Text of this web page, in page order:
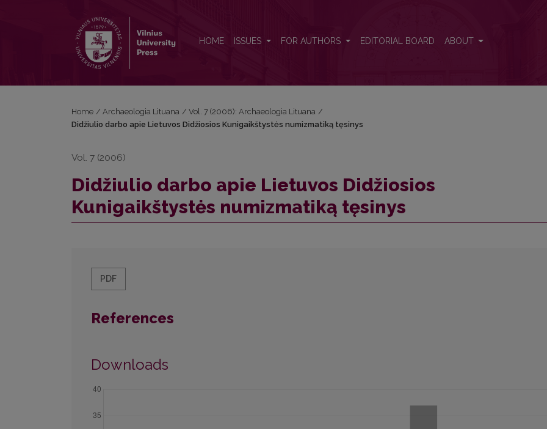
HOME ISSUES FOR AUTHORS EDITORIAL BOARD ABOUT
Home / Archaeologia Lituana / Vol. 7 (2006): Archaeologia Lituana /
Didžiulio darbo apie Lietuvos Didžiosios Kunigaikštystės numizmatiką tęsinys
Vol. 7 (2006)
Didžiulio darbo apie Lietuvos Didžiosios
Kunigaikštystės numizmatiką tęsinys
PDF
References
Downloads